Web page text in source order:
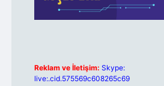
Reklam ve İletişim: Skype:
live:.cid.575569c608265c69